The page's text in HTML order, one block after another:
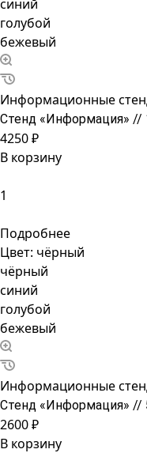
синий
голубой
бежевый
Информационные
Стенд «Информация»
4250 ₽
В корзину
Подробнее
Цвет: чёрный
чёрный
синий
голубой
бежевый
Информационные
Стенд «Информация»
2600 ₽
В корзину